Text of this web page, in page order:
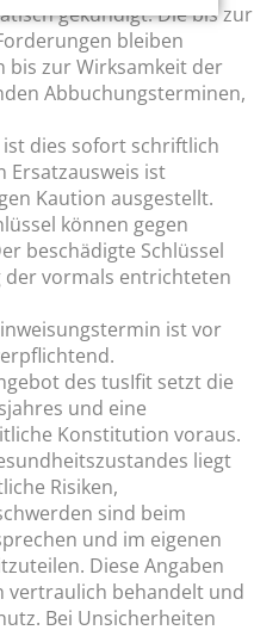
gekündigt. Die bis zur
bleiben
bis zur Wirksamkeit der
Abbuchungsterminen,
ist dies sofort schriftlich
Ersatzausweis ist
Kaution ausgestellt.
können gegen
beschädigte Schlüssel
vormals entrichteten
ist vor
des tusIfit setzt die
und eine
Konstitution voraus.
liegt
Risiken,
sind beim
und im eigenen
Diese Angaben
vertraulich behandelt und
Bei Unsicherheiten